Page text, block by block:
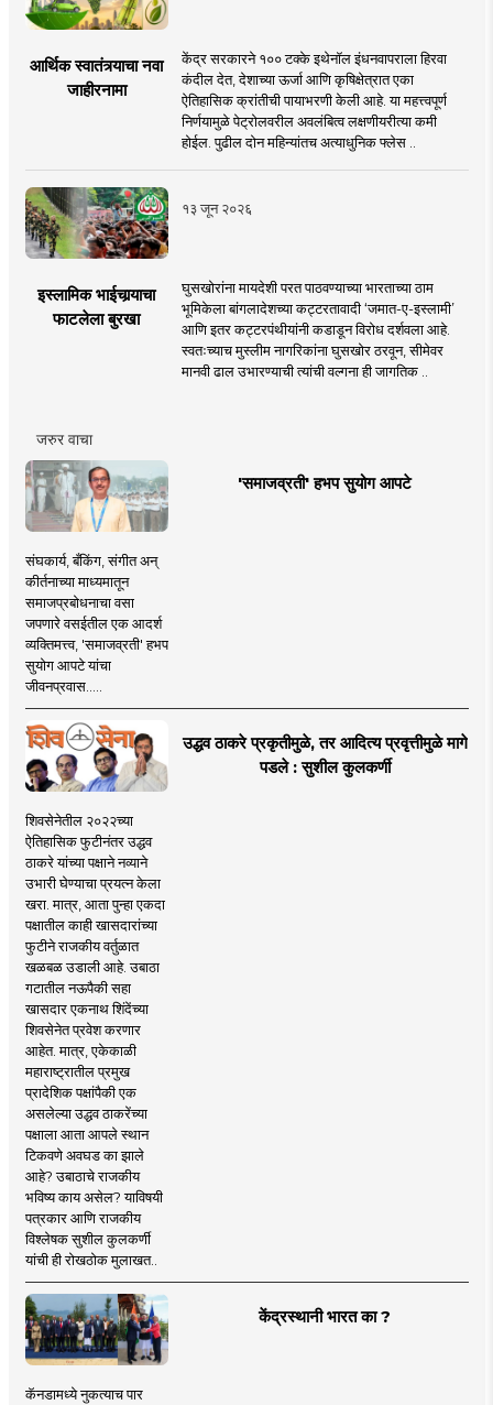
आर्थिक स्वातंत्र्याचा नवा
जाहीरनामा
केंद्र सरकारने १०० टक्के इथेनॉल इंधनवापराला हिरवा
कंदील देत, देशाच्या ऊर्जा आणि कृषिक्षेत्रात एका
ऐतिहासिक क्रांतीची पायाभरणी केली आहे. या महत्त्वपूर्ण
निर्णयामुळे पेट्रोलवरील अवलंबित्व लक्षणीयरीत्या कमी
होईल. पुढील दोन महिन्यांतच अत्याधुनिक फ्लेस ..
१३ जून २०२६
इस्लामिक भाईचार्‍याचा
फाटलेला बुरखा
घुसखोरांना मायदेशी परत पाठवण्याच्या भारताच्या ठाम
भूमिकेला बांगलादेशच्या कट्टरतावादी ‘जमात-ए-इस्लामी’
आणि इतर कट्टरपंथीयांनी कडाडून विरोध दर्शवला आहे.
स्वतःच्याच मुस्लीम नागरिकांना घुसखोर ठरवून, सीमेवर
मानवी ढाल उभारण्याची त्यांची वल्गना ही जागतिक ..
जरुर वाचा
'समाजव्रती' हभप सुयोग आपटे
संघकार्य, बँकिंग, संगीत अन्
कीर्तनाच्या माध्यमातून
समाजप्रबोधनाचा वसा
जपणारे वसईतील एक आदर्श
व्यक्तिमत्त्व, 'समाजव्रती' हभप
सुयोग आपटे यांचा
जीवनप्रवास.....
उद्धव ठाकरे प्रकृतीमुळे, तर आदित्य प्रवृत्तीमुळे मागे
पडले : सुशील कुलकर्णी
शिवसेनेतील २०२२च्या
ऐतिहासिक फुटीनंतर उद्धव
ठाकरे यांच्या पक्षाने नव्याने
उभारी घेण्याचा प्रयत्न केला
खरा. मात्र, आता पुन्हा एकदा
पक्षातील काही खासदारांच्या
फुटीने राजकीय वर्तुळात
खळबळ उडाली आहे. उबाठा
गटातील नऊपैकी सहा
खासदार एकनाथ शिंदेंच्या
शिवसेनेत प्रवेश करणार
आहेत. मात्र, एकेकाळी
महाराष्ट्रातील प्रमुख
प्रादेशिक पक्षांपैकी एक
असलेल्या उद्धव ठाकरेंच्या
पक्षाला आता आपले स्थान
टिकवणे अवघड का झाले
आहे? उबाठाचे राजकीय
भविष्य काय असेल? याविषयी
पत्रकार आणि राजकीय
विश्लेषक सुशील कुलकर्णी
यांची ही रोखठोक मुलाखत..
केंद्रस्थानी भारत का ?
कॅनडामध्ये नुकत्याच पार